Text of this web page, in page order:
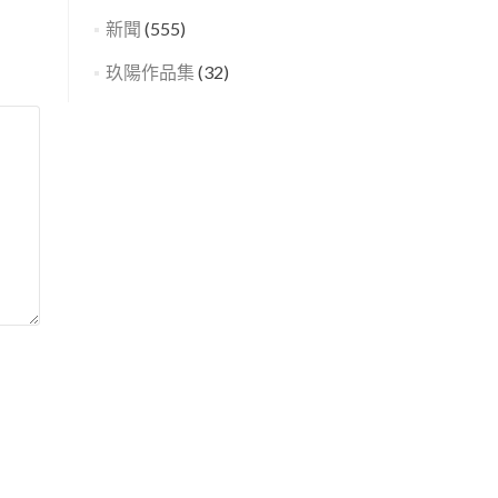
新聞 (555)
玖陽作品集 (32)